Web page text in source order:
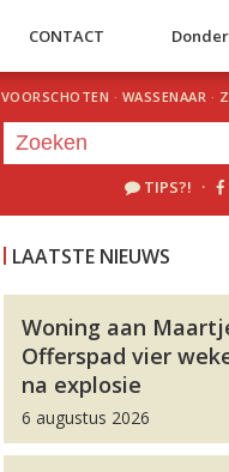
CONTACT
VOORSCHOTEN · WASSENAAR ·
TIPS?! ·
LAATSTE NIEUWS
Woning aan
Offerspad vier
na explosie
6 augustus 2026